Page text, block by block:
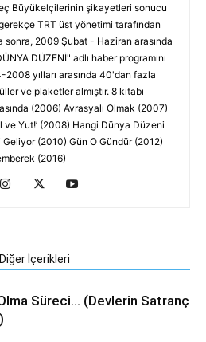
Büyükelçilerinin şikayetleri sonucu
gerekçe TRT üst yönetimi tarafından
sonra, 2009 Şubat - Haziran arasında
DÜZENİ" adlı haber programını
2008 yılları arasında 40'dan fazla
ve plaketler almıştır. 8 kitabı
(2006) Avrasyalı Olmak (2007)
ve Yut!’ (2008) Hangi Dünya Düzeni
(2010) Gün O Gündür (2012)
(2016)
İçerikleri
Olma Süreci… (Devlerin Satranç